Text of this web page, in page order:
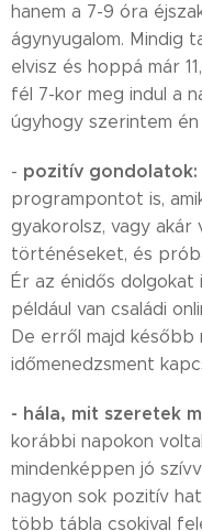
hanem a 7-9 óra
ágynyugalom. Mindig
elvisz és hoppá már
fél 7-kor meg indul a
úgyhogy szerintem
- pozitív gondolatok:
programpontot is,
gyakorolsz, vagy akár
történéseket, és
Ér az énidős dolgokat
például van családi
De erről majd később
időmenedzsment
- hála, mit szeretek
korábbi napokon
mindenképpen jó
nagyon sok pozitív
több tábla csokival